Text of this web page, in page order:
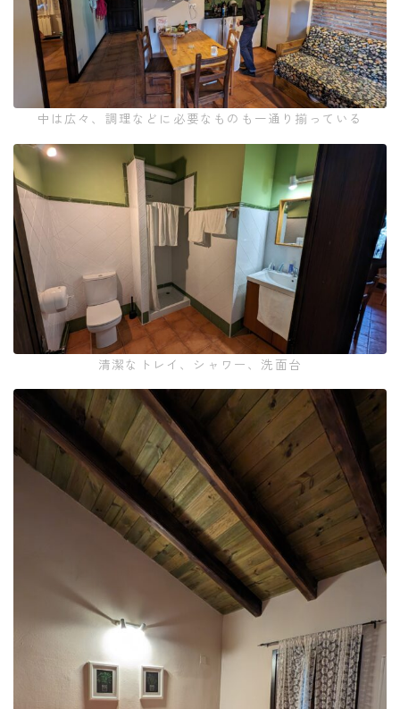
中は広々、調理などに必要なものも一通り揃っている
清潔なトレイ、シャワー、洗面台